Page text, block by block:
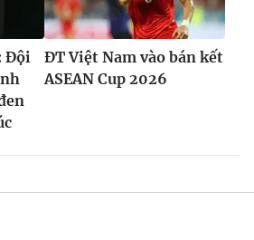
Đội
ĐT Việt Nam vào bán kết
ASEAN Cup 2026